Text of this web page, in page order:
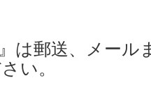
は郵送、メー
い。